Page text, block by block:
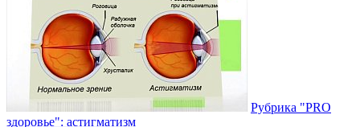
Рубрика "PRO
здоровье": астигматизм